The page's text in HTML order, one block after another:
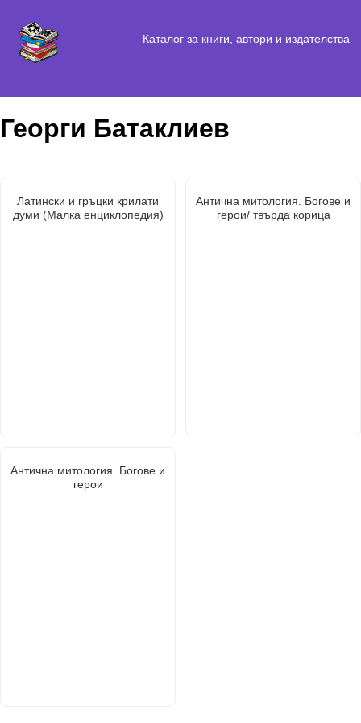
Каталог за книги, автори и издателства
Георги Батаклиев
Латински и гръцки крилати
думи (Малка енциклопедия)
Антична митология. Богове и
герои/ твърда корица
Антична митология. Богове и
герои